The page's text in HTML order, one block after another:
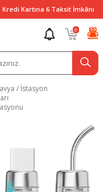
Kartına 6 Taksit İmkânı
0
/ İstasyon